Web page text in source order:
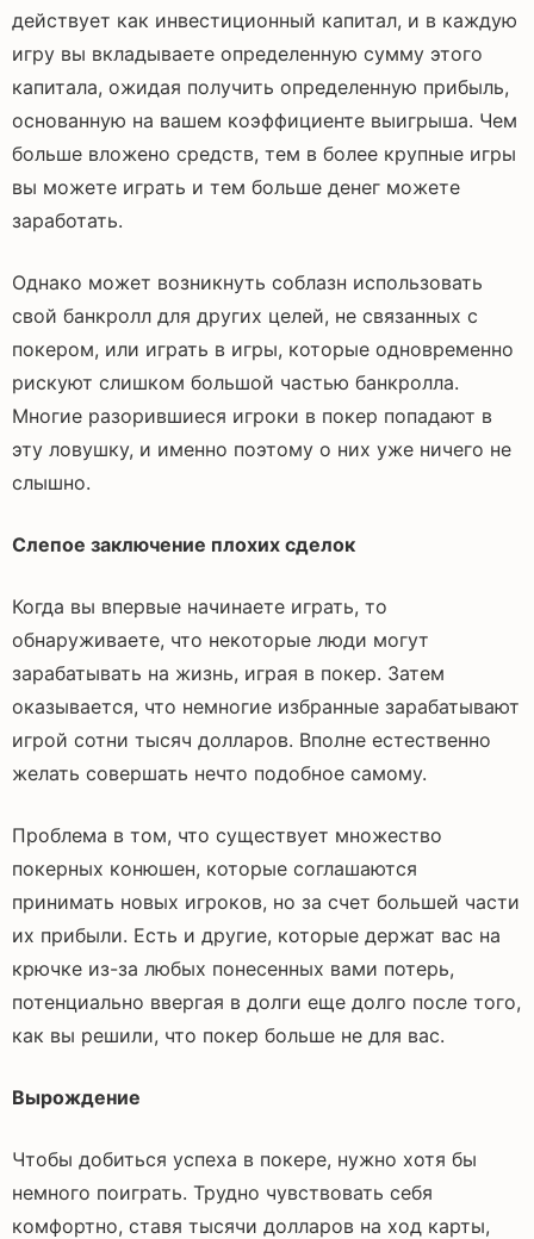
действует как инвестиционный капитал, и в каждую
игру вы вкладываете определенную сумму этого
капитала, ожидая получить определенную прибыль,
основанную на вашем коэффициенте выигрыша. Чем
больше вложено средств, тем в более крупные игры
вы можете играть и тем больше денег можете
заработать.
Однако может возникнуть соблазн использовать
свой банкролл для других целей, не связанных с
покером, или играть в игры, которые одновременно
рискуют слишком большой частью банкролла.
Многие разорившиеся игроки в покер попадают в
эту ловушку, и именно поэтому о них уже ничего не
слышно.
Слепое заключение плохих сделок
Когда вы впервые начинаете играть, то
обнаруживаете, что некоторые люди могут
зарабатывать на жизнь, играя в покер. Затем
оказывается, что немногие избранные зарабатывают
игрой сотни тысяч долларов. Вполне естественно
желать совершать нечто подобное самому.
Проблема в том, что существует множество
покерных конюшен, которые соглашаются
принимать новых игроков, но за счет большей части
их прибыли. Есть и другие, которые держат вас на
крючке из-за любых понесенных вами потерь,
потенциально ввергая в долги еще долго после того,
как вы решили, что покер больше не для вас.
Вырождение
Чтобы добиться успеха в покере, нужно хотя бы
немного поиграть. Трудно чувствовать себя
комфортно, ставя тысячи долларов на ход карты,